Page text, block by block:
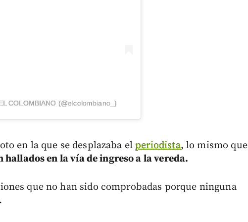
COLOMBIANO (@elcolombiano_)
en la que se desplazaba elperiodista, lo mismo que
hallados en la vía de ingreso a la vereda.
que no han sido comprobadas porque ninguna